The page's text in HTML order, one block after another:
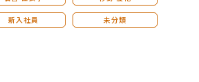
新入社員 未分類